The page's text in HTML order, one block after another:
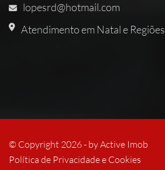
lopesrd@hotmail.com
Atendimento em Natal e Regiões
© Copyright 2026 - byActive Imob
Política de Privacidade e Cookies